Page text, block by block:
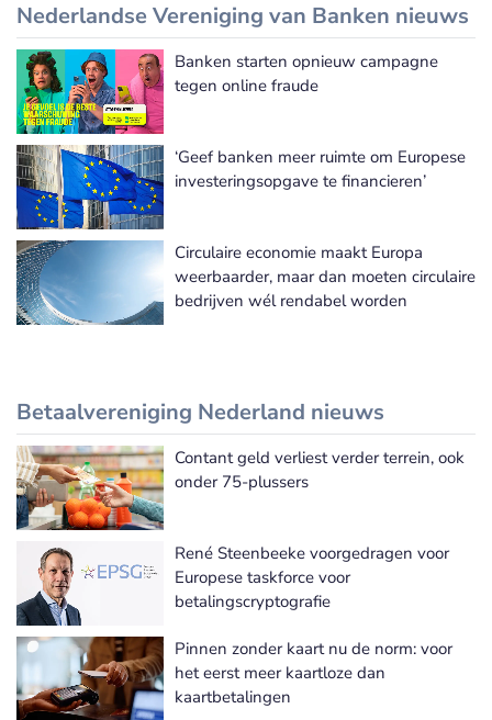
Nederlandse Vereniging van Banken nieuws
Nederlandse Vereniging van Banken nieuws
Banken starten opnieuw campagne
tegen online fraude
‘Geef banken meer ruimte om Europese
investeringsopgave te financieren’
Circulaire economie maakt Europa
weerbaarder, maar dan moeten circulaire
bedrijven wél rendabel worden
Betaalvereniging Nederland nieuws
Betaalvereniging Nederland nieuws
Contant geld verliest verder terrein, ook
onder 75-plussers
René Steenbeeke voorgedragen voor
Europese taskforce voor
betalingscryptografie
Pinnen zonder kaart nu de norm: voor
het eerst meer kaartloze dan
kaartbetalingen